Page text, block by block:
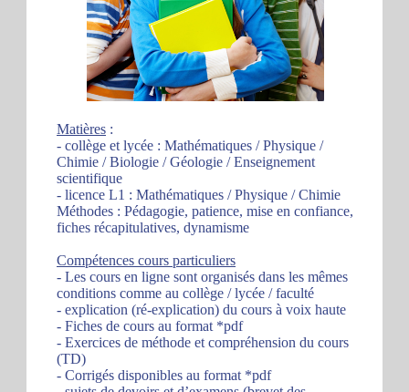
Matières :
- collège et lycée : Mathématiques / Physique /
Chimie / Biologie / Géologie / Enseignement
scientifique
- licence L1 : Mathématiques / Physique / Chimie
Méthodes : Pédagogie, patience, mise en confiance,
fiches récapitulatives, dynamisme
Compétences cours particuliers
- Les cours en ligne sont organisés dans les mêmes
conditions comme au collège / lycée / faculté
- explication (ré-explication) du cours à voix haute
- Fiches de cours au format *pdf
- Exercices de méthode et compréhension du cours
(TD)
- Corrigés disponibles au format *pdf